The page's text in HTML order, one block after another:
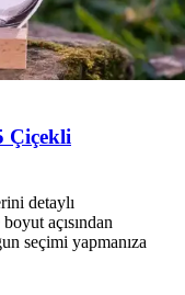
Çiçekli
detaylı
açısından
seçimi yapmanıza